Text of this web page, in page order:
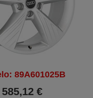
89A601025B
585,12 €